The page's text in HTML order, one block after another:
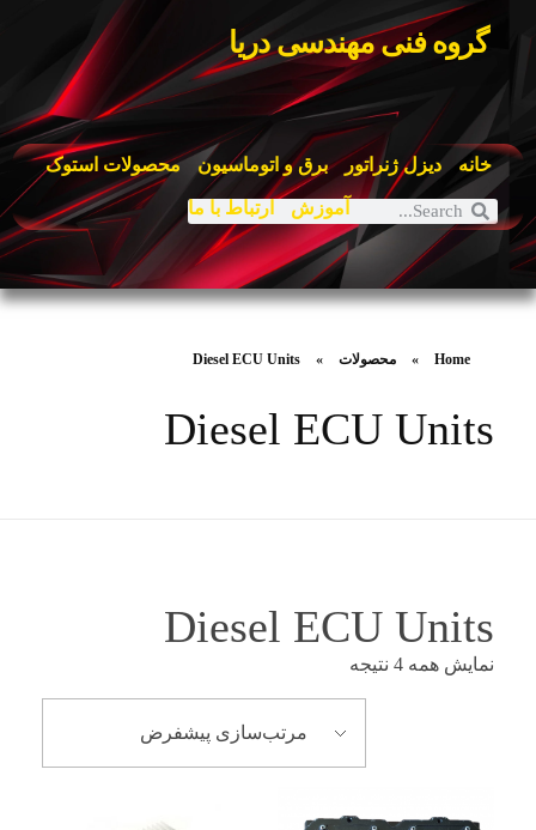
گروه فنی مهندسی دریا
خانه دیزل ژنراتور برق و اتوماسیون محصولات استوک
آموزش ارتباط با ما
Home
» محصولات »
Diesel ECU Units
Diesel ECU Units
Diesel ECU Units
نمایش همه 4 نتیجه